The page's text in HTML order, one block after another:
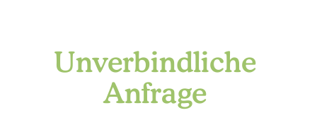
Unverbindliche
Anfrage